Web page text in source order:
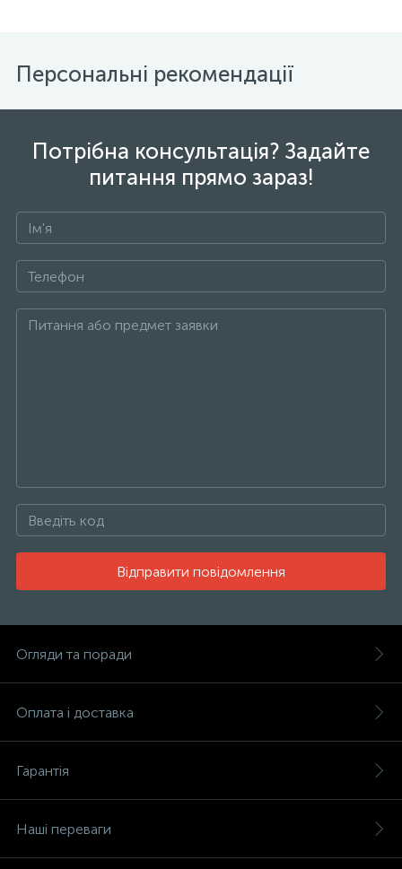
Персональні рекомендації
Потрібна консультація? Задайте
питання прямо зараз!
Відправити повідомлення
Огляди та поради
Оплата і доставка
Гарантія
Наші переваги